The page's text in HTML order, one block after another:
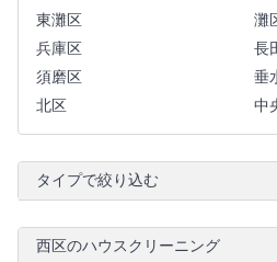
東灘区
灘
兵庫区
長
須磨区
垂
北区
中
タイプで絞り込む
西区のハウスクリーニング